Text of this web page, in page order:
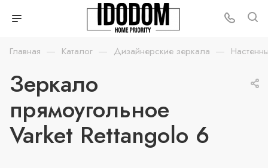
Главная — Каталог — Дизайнерские зеркала —
Зеркало
прямоугольное
Varket Rettangolo 6